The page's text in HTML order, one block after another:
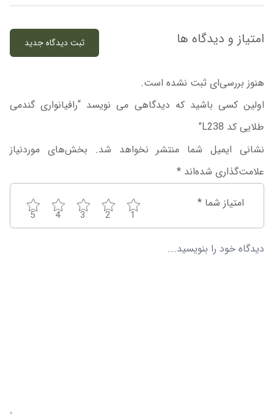
امتیاز و دیدگاه ها ثبت دیدگاه جدید
هنوز بررسی‌ای ثبت نشده است.
اولین کسی باشید که دیدگاهی می نویسد “رافیانواری گندمی
طلایی کد L238”
نشانی ایمیل شما منتشر نخواهد شد. بخش‌های موردنیاز
علامت‌گذاری شده‌اند *
امتیاز شما *
1
2
3
4
5